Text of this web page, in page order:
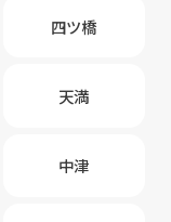
四ツ橋
天満
中津